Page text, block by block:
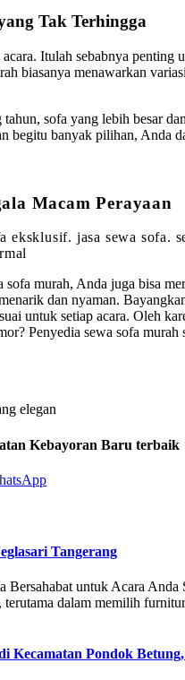
Tak Terhingga
Itulah sebabnya
biasanya menawarkan
sofa yang lebih besar
banyak pilihan, Anda
Macam Perayaan
eksklusif. jasa sewa sofa.
murah, Anda juga bisa
dan nyaman.
untuk setiap acara. Oleh
Penyedia sewa sofa
elegan
Kebayoran Baru terbaik
Tangerang
untuk Acara
dalam memilih
Kecamatan Pondok